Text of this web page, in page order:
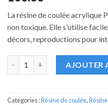
La résine de coulée acrylique
non toxique. Elle s’utilise
décors, reproductions pour
AJOUTER
Catégories :Résine de coulée,